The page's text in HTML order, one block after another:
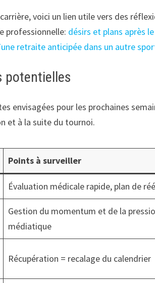
voici un lien utile vers des
professionnelle: désirs et plans après
retraite anticipée dans un autre
potentielles
envisagées pour les prochaines
et à la suite du tournoi.
Points à surveiller
Évaluation médicale rapide, plan de
Gestion du momentum et de la
médiatique
Récupération = recalage du calendrier